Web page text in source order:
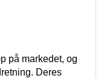
på markedet, og
Deres